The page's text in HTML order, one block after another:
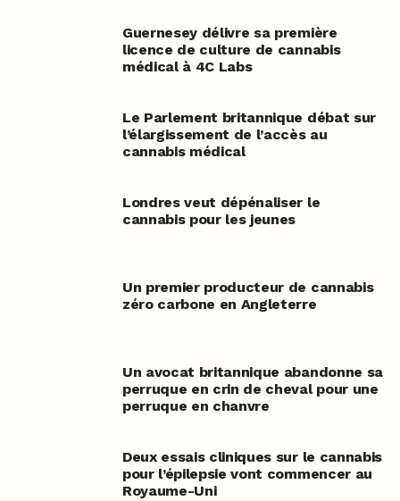
Guernesey délivre sa première
licence de culture de cannabis
médical à 4C Labs
Le Parlement britannique débat sur
l’élargissement de l’accès au
cannabis médical
Londres veut dépénaliser le
cannabis pour les jeunes
Un premier producteur de cannabis
zéro carbone en Angleterre
Un avocat britannique abandonne sa
perruque en crin de cheval pour une
perruque en chanvre
Deux essais cliniques sur le cannabis
pour l’épilepsie vont commencer au
Royaume-Uni